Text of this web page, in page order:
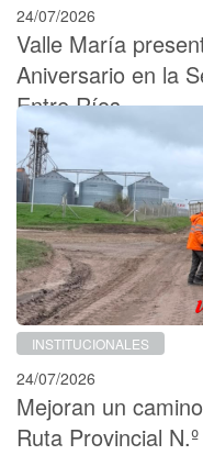
24/07/2026
Valle María
Aniversario en la
Entre Ríos
INSTITUCIONALES
24/07/2026
Mejoran un
Ruta Provincial N.º